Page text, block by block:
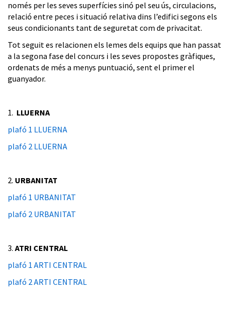
només per les seves superfícies sinó pel seu ús, circulacions,
relació entre peces i situació relativa dins l’edifici segons els
seus condicionants tant de seguretat com de privacitat.
Tot seguit es relacionen els lemes dels equips que han passat
a la segona fase del concurs i les seves propostes gràfiques,
ordenats de més a menys puntuació, sent el primer el
guanyador.
1. LLUERNA
plafó 1 LLUERNA
plafó 2 LLUERNA
2. URBANITAT
plafó 1 URBANITAT
plafó 2 URBANITAT
3. ATRI CENTRAL
plafó 1 ARTI CENTRAL
plafó 2 ARTI CENTRAL